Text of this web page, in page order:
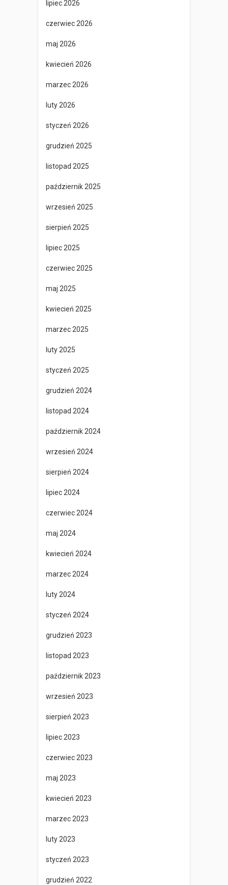
lipiec 2026
czerwiec 2026
maj 2026
kwiecień 2026
marzec 2026
luty 2026
styczeń 2026
grudzień 2025
listopad 2025
październik 2025
wrzesień 2025
sierpień 2025
lipiec 2025
czerwiec 2025
maj 2025
kwiecień 2025
marzec 2025
luty 2025
styczeń 2025
grudzień 2024
listopad 2024
październik 2024
wrzesień 2024
sierpień 2024
lipiec 2024
czerwiec 2024
maj 2024
kwiecień 2024
marzec 2024
luty 2024
styczeń 2024
grudzień 2023
listopad 2023
październik 2023
wrzesień 2023
sierpień 2023
lipiec 2023
czerwiec 2023
maj 2023
kwiecień 2023
marzec 2023
luty 2023
styczeń 2023
grudzień 2022